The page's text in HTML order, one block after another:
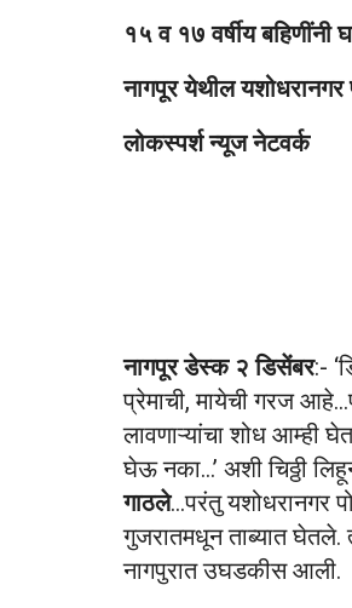
१५ व १७ वर्षीय
नागपूर येथील यशोधरानगर
लोकस्पर्श न्यूज नेटवर्क
नागपूर डेस्क २ डिसेंबर:-
प्रेमाची, मायेची गरज
लावणाऱ्यांचा शोध आम्ही
घेऊ नका…’ अशी चिठ्ठी
गाठले…परंतु यशोधरानगर
गुजरातमधून ताब्यात घेतले.
नागपुरात उघडकीस आली.